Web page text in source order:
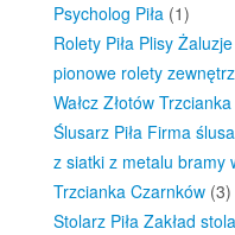
Psycholog Piła (1)
Rolety Piła Plisy
pionowe rolety
Wałcz Złotów
Ślusarz Piła Firma
z siatki z metalu bramy
Trzcianka Czarnków (3)
Stolarz Piła Zakład